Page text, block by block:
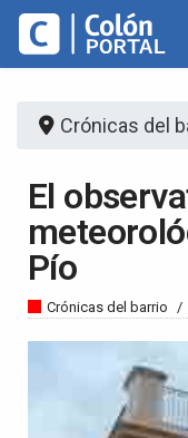
Crónicas del
El
Pío
Crónicas del barrio